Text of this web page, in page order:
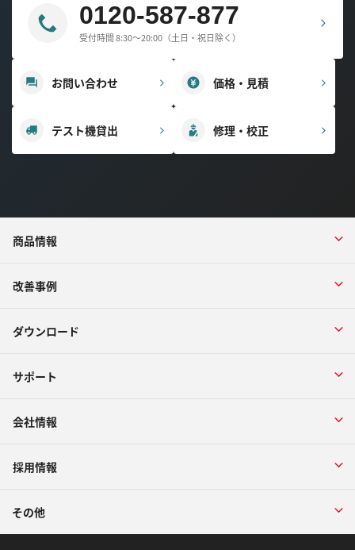
0120-587-877
受付時間 8:30～20:00（土日・祝日除く）
お問い合わせ 価格・見積
テスト機貸出 修理・校正
商品情報
改善事例
ダウンロード
サポート
会社情報
採用情報
その他